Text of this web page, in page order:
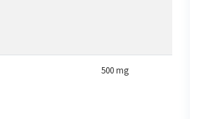
500 mg